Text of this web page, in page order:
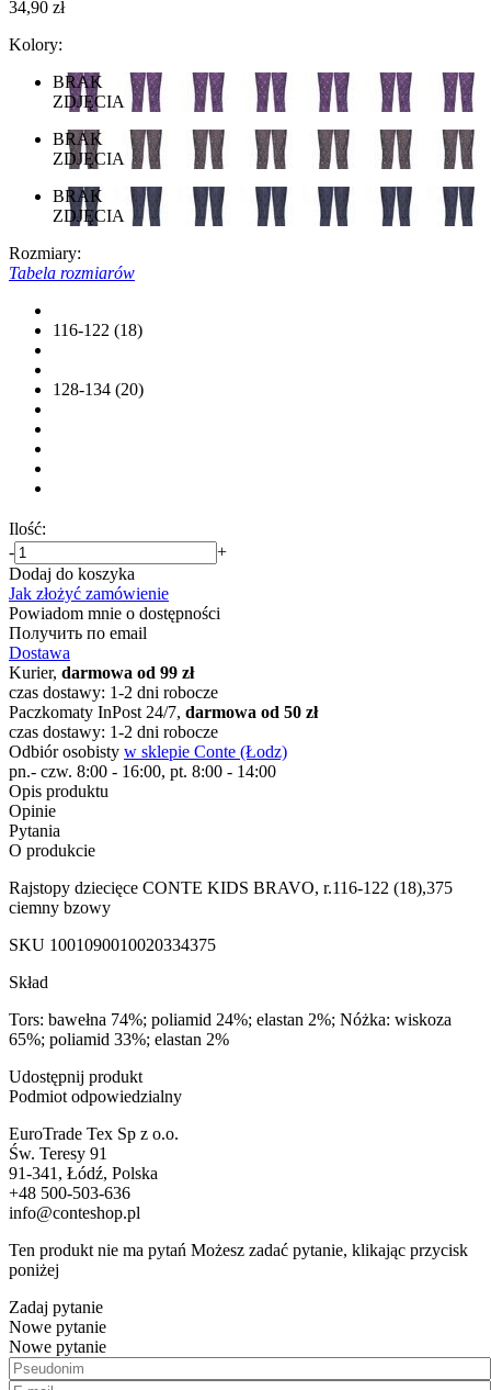
34,90 zł
Kolory:
BRAK
ZDJĘCIA
BRAK
ZDJĘCIA
BRAK
ZDJĘCIA
Rozmiary:
Tabela rozmiarów
116-122 (18)
128-134 (20)
Ilość:
-
+
Dodaj do koszyka
Jak złożyć zamówienie
Powiadom mnie o dostępności
Получить по email
Dostawa
Kurier, darmowa od 99 zł
czas dostawy: 1-2 dni robocze
Paczkomaty InPost 24/7, darmowa od 50 zł
czas dostawy: 1-2 dni robocze
Odbiór osobisty w sklepie Conte (Łodz)
pn.- czw. 8:00 - 16:00, pt. 8:00 - 14:00
Opis produktu
Opinie
Pytania
O produkcie
Rajstopy dziecięce CONTE KIDS BRAVO, r.116-122 (18),375
ciemny bzowy
SKU 1001090010020334375
Skład
Tors: bawełna 74%; poliamid 24%; elastan 2%; Nóżka: wiskoza
65%; poliamid 33%; elastan 2%
Udostępnij produkt
Podmiot odpowiedzialny
EuroTrade Tex Sp z o.o.
Św. Teresy 91
91-341, Łódź, Polska
+48 500-503-636
info@conteshop.pl
Ten produkt nie ma pytań Możesz zadać pytanie, klikając przycisk
poniżej
Zadaj pytanie
Nowe pytanie
Nowe pytanie